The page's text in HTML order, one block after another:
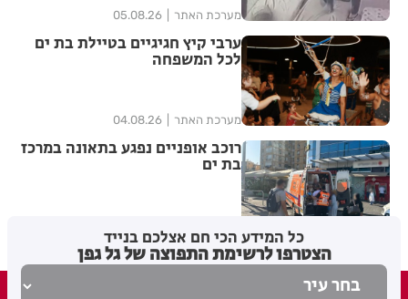
מערכת האתר 05.08.26
ערבי קיץ חגיגיים בטיילת בת ים
לכל המשפחה
מערכת האתר 04.08.26
רוכב אופניים נפגע בתאונה במרכז
בת ים
כל המידע הכי חם אצלכם בנייד
הצטרפו לרשימת התפוצה של גל גפן